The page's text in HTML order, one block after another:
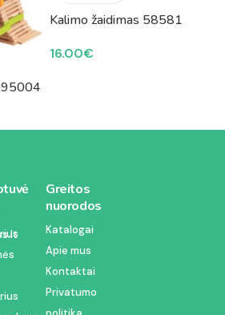
Kalimo žaidimas 58581
16.00€
Greitos
nuorodos
Katalogai
Apie mus
Kontaktai
Privatumo